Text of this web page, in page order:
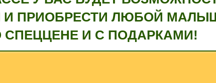
ПРИОБРЕСТИ ЛЮБОЙ
СПЕЦЦЕНЕ И С ПОДАРКАМИ!